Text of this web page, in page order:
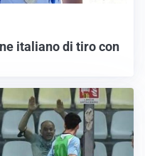
italiano di tiro con